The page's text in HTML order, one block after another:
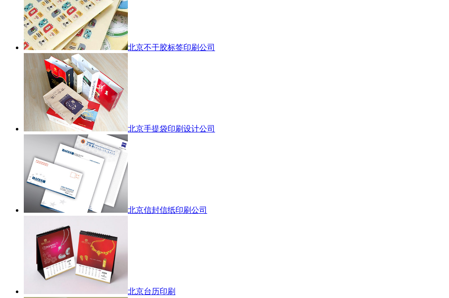
北京不干胶标签印刷公司
北京手提袋印刷设计公司
北京信封信纸印刷公司
北京台历印刷